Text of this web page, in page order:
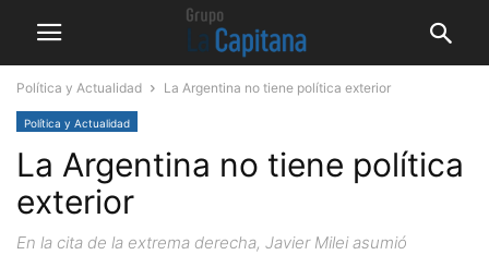
Política y Actualidad La Argentina no tiene política exterior
Política y Actualidad
La Argentina no tiene política
exterior
En la cita de la extrema derecha, Javier Milei asumió